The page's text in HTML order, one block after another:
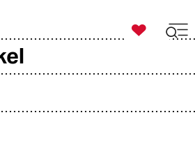

taz zahl ich